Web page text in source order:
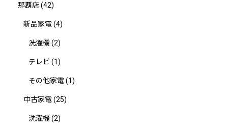
那覇店(42)
新品家電(4)
洗濯機 (2)
テレビ (1)
その他家電(1)
中古家電(25)
洗濯機 (2)